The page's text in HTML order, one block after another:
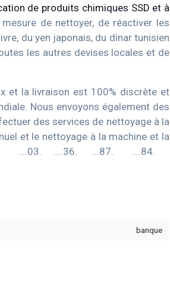
de produits chimiques SSD et à
de nettoyer, de réactiver les
du yen japonais, du dinar tunisien
les autres devises locales et de
et la livraison est 100% discrète et
Nous envoyons également des
des services de nettoyage à la
et le nettoyage à la machine et la
0. ....03. ....36. ...87. ....84.
banque